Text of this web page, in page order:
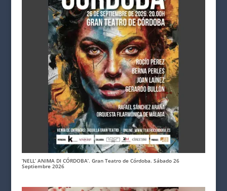
‘NELL’ ANIMA DI CÓRDOBA’. Gran Teatro de Córdoba. Sábado 26
Septiembre 2026